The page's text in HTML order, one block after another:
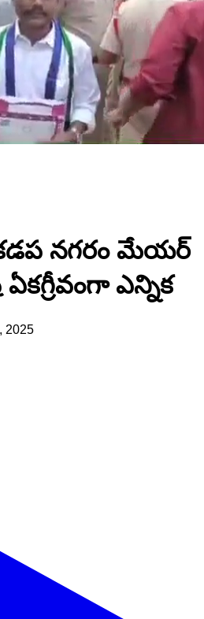
నగరం మేయర్
ఎన్నిక
2025